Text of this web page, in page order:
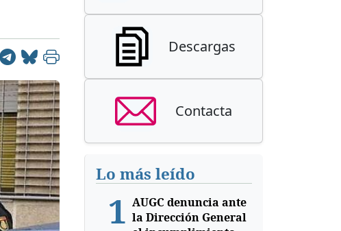
Descargas
Contacta
Lo más leído
1 AUGC denuncia ante
la Dirección General